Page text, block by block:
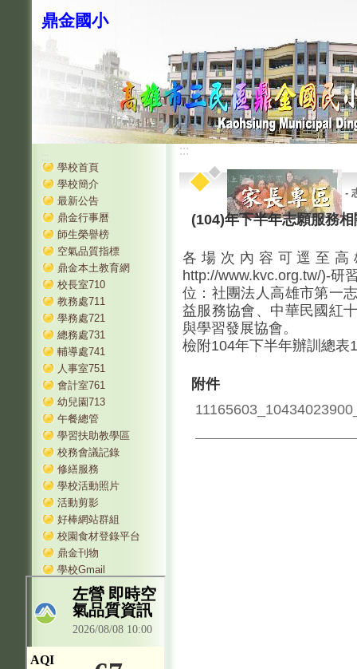
鼎金國小
:::
學校首頁
學校簡介
最新公告
鼎金行事曆
師生榮譽榜
空氣品質指標
鼎金本土教育網
校長室710
教務處711
學務處721
總務處731
輔導處741
人事室751
會計室761
幼兒園713
午餐總管
學習扶助教學區
校務會議記錄
修繕服務
學校活動照片
活動剪影
好棒網站群組
校園食材登錄平台
鼎金刊物
學校Gmail
:::
-
(104)年下半年志願服務
各場次內容可逕至
http://www.kvc.org.tw/)-研
位：社團法人高雄市第一
益服務協會、中華民國紅
與學習發展協會。
檢附104年下半年辦訓總表
附件